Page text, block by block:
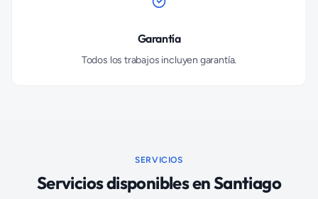
Garantía
Todos los trabajos incluyen garantía.
SERVICIOS
Servicios disponibles enSantiago